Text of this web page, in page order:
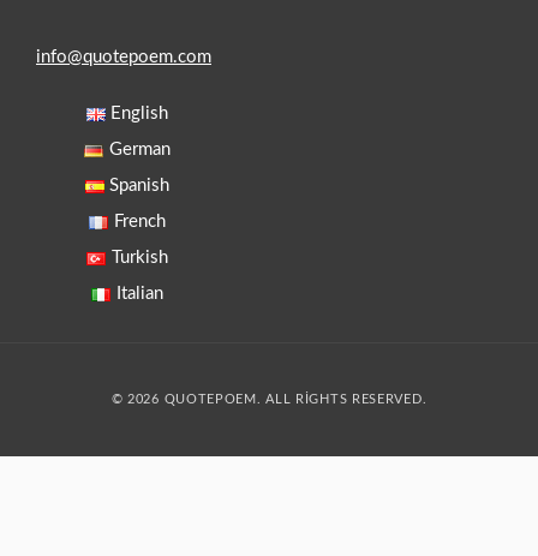
info@quotepoem.com
English
German
Spanish
French
Turkish
Italian
© 2026 QUOTEPOEM. ALL RIGHTS RESERVED.